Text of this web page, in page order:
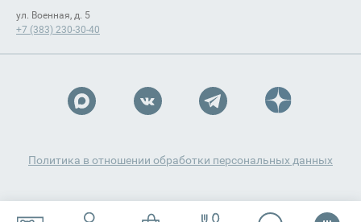
ул. Военная, д. 5
+7 (383) 230-30-40
Политика в отношении обработки персональных данных